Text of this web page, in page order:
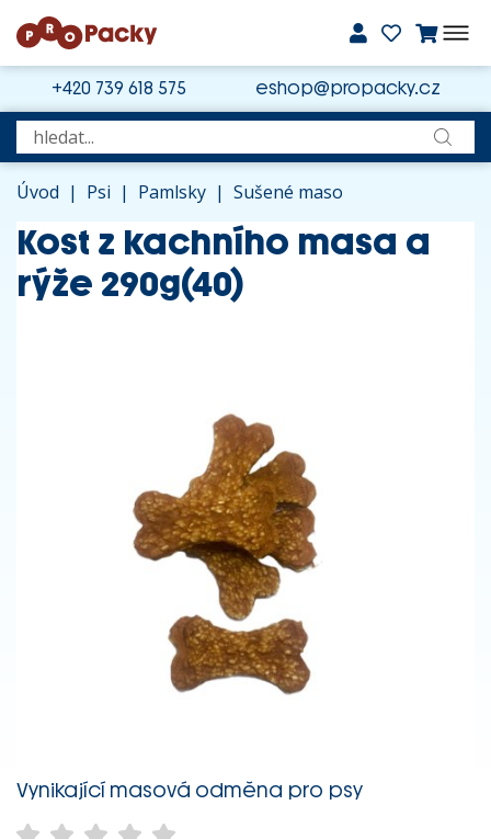
+420 739 618 575 eshop@propacky.cz
Úvod | Psi | Pamlsky | Sušené maso
Kost z kachního masa a
rýže 290g(40)
Vynikající masová odměna pro psy